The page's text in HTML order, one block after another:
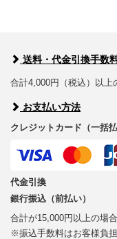
送料・代金引換手数
合計4,000円（税込）以上
お支払い方法
クレジットカード（一括払
代金引換
銀行振込（前払い）
合計が15,000円以上の場
※振込手数料はお客様負担